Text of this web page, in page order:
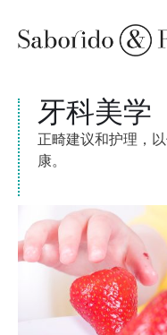
牙科美学
正畸建议和护理，
康。